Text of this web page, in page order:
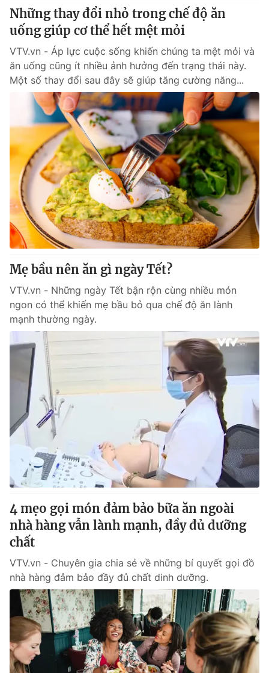
Những thay đổi nhỏ trong chế độ ăn
uống giúp cơ thể hết mệt mỏi
VTV.vn - Áp lực cuộc sống khiến chúng ta mệt mỏi và
ăn uống cũng ít nhiều ảnh hưởng đến trạng thái này.
Một số thay đổi sau đây sẽ giúp tăng cường năng...
Mẹ bầu nên ăn gì ngày Tết?
VTV.vn - Những ngày Tết bận rộn cùng nhiều món
ngon có thể khiến mẹ bầu bỏ qua chế độ ăn lành
mạnh thường ngày.
4 mẹo gọi món đảm bảo bữa ăn ngoài
nhà hàng vẫn lành mạnh, đầy đủ dưỡng
chất
VTV.vn - Chuyên gia chia sẻ về những bí quyết gọi đồ
nhà hàng đảm bảo đầy đủ chất dinh dưỡng.